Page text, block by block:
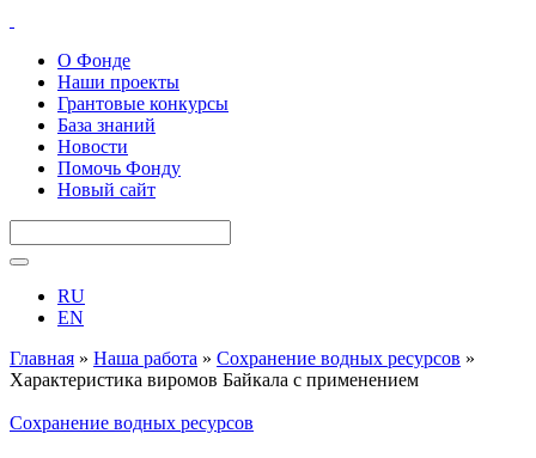
О Фонде
Наши проекты
Грантовые конкурсы
База знаний
Новости
Помочь Фонду
Новый сайт
RU
EN
Главная » Наша работа » Сохранение водных ресурсов »
Характеристика виромов Байкала с применением
Сохранение водных ресурсов